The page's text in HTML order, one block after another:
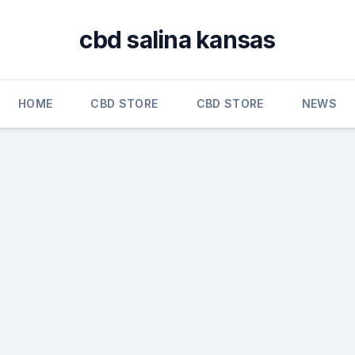
cbd salina kansas
HOME CBD STORE CBD STORE NEWS